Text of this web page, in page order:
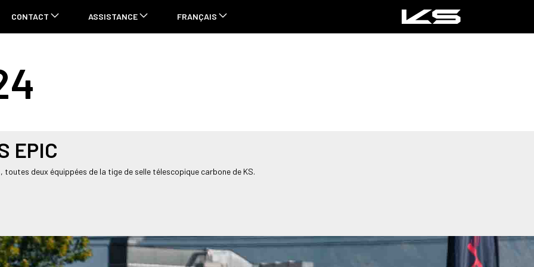
CONTACT ASSISTANCE FRANÇAIS
EPIC
toutes deux équippées de la tige de selle télescopique carbone de KS.